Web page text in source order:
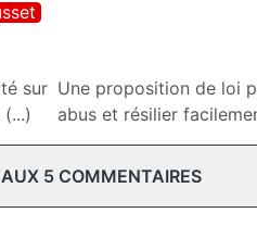
sur Une proposition de loi
abus et résilier
5 COMMENTAIRES